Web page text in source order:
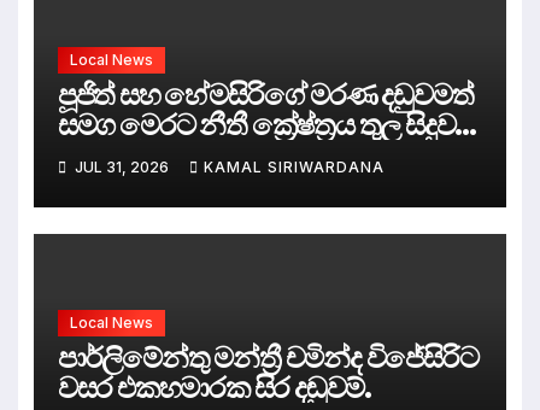
Local News
පූජිත් සහ හේමසිරිගේ මරණ දඩුවමත්
සමග මෙරට නීතී ක්‍රේෂ්ත්‍රය තුල සිදුව
ඇත්තේ කුමක්ද ?
JUL 31, 2026 KAMAL SIRIWARDANA
Local News
පාර්ලිමේන්තු මන්ත්‍රී චමින්ද විජේසිරිට
වසර එකහමාරක සිර දඬුවම්.